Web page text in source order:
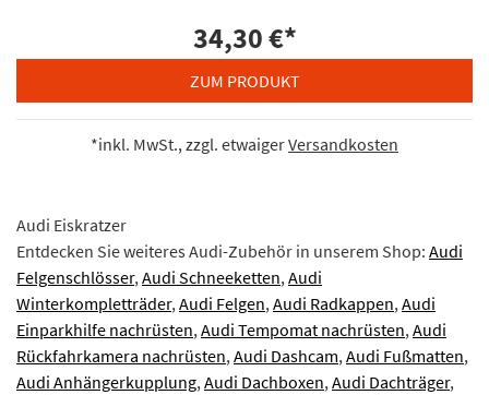
34,30 €*
ZUM PRODUKT
*inkl. MwSt., zzgl. etwaigerVersandkosten
Audi Eiskratzer
Entdecken Sie weiteres Audi-Zubehör in unserem Shop: Audi
Felgenschlösser, Audi Schneeketten, Audi
Winterkompletträder, Audi Felgen, Audi Radkappen, Audi
Einparkhilfe nachrüsten, Audi Tempomat nachrüsten, Audi
Rückfahrkamera nachrüsten, Audi Dashcam, Audi Fußmatten,
Audi Anhängerkupplung, Audi Dachboxen, Audi Dachträger,